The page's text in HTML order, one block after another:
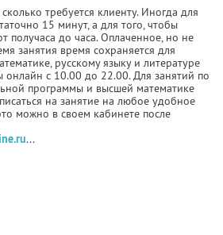
требуется клиенту. Иногда для
15 минут, а для того, чтобы
получаса до часа. Оплаченное, но не
занятия время сохраняется для
русскому языку и литературе
онлайн с 10.00 до 22.00. Для занятий по
программы и высшей математике
на занятие на любое удобное
можно в своем кабинете после
...